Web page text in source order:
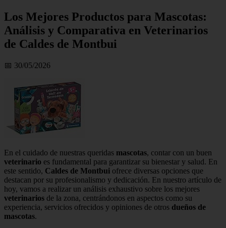
Los Mejores Productos para Mascotas:
Análisis y Comparativa en Veterinarios
de Caldes de Montbui
📅 30/05/2026
En el cuidado de nuestras queridas mascotas, contar con un buen
veterinario es fundamental para garantizar su bienestar y salud. En
este sentido, Caldes de Montbui ofrece diversas opciones que
destacan por su profesionalismo y dedicación. En nuestro artículo de
hoy, vamos a realizar un análisis exhaustivo sobre los mejores
veterinarios de la zona, centrándonos en aspectos como su
experiencia, servicios ofrecidos y opiniones de otros dueños de
mascotas.